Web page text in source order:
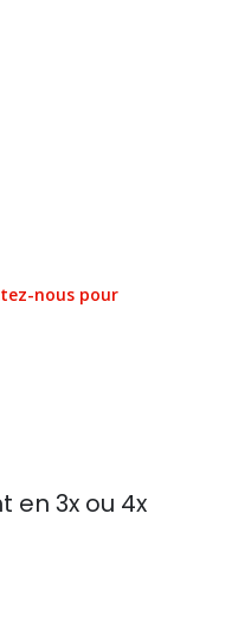
nous pour
en 3x ou 4x